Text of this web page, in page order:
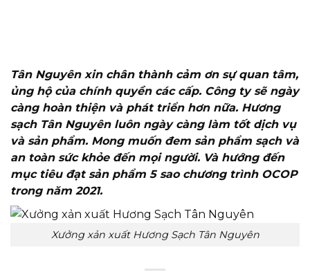
Tân Nguyên xin chân thành cảm ơn sự quan tâm,
ủng hộ của chính quyền các cấp. Công ty sẽ ngày
càng hoàn thiện và phát triển hơn nữa. Hương
sạch Tân Nguyên luôn ngày càng làm tốt dịch vụ
và sản phẩm. Mong muốn đem sản phẩm sạch và
an toàn sức khỏe đến mọi người. Và hướng đến
mục tiêu đạt sản phẩm 5 sao chương trình OCOP
trong năm 2021.
Xưởng xản xuất Hương Sạch Tân Nguyên